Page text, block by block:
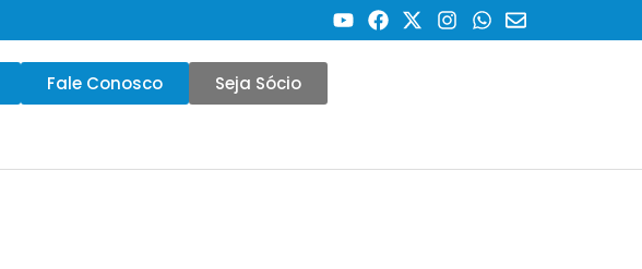
Fale Conosco Seja Sócio